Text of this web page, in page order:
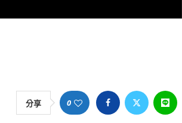
分享 0